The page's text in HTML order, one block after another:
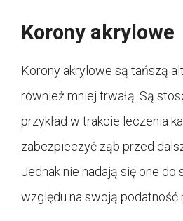
Korony akrylowe
Korony akrylowe są tańszą
również mniej trwałą. Są
przykład w trakcie leczenia
zabezpieczyć ząb przed
Jednak nie nadają się one do
względu na swoją podatność